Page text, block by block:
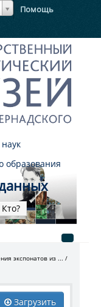
Помощь
образования
Кто?
экспонатов из ...
Загрузить